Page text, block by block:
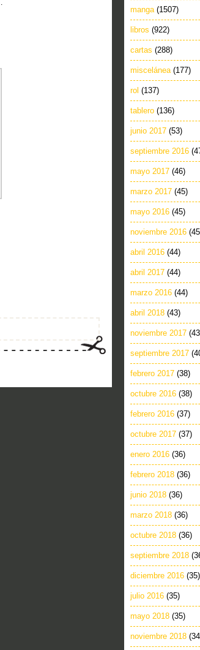
manga (1507)
libros (922)
cartas (288)
miscelánea (177)
rol (137)
tablero (136)
junio 2017 (53)
septiembre 2016
mayo 2017 (46)
marzo 2017 (45)
mayo 2016 (45)
noviembre 2016
abril 2016 (44)
abril 2017 (44)
marzo 2016 (44)
abril 2018 (43)
noviembre 2017
septiembre 2017
febrero 2017 (38)
octubre 2016 (38)
febrero 2016 (37)
octubre 2017 (37)
enero 2016 (36)
febrero 2018 (36)
junio 2018 (36)
marzo 2018 (36)
octubre 2018 (36)
septiembre 2018
diciembre 2016 (35)
julio 2016 (35)
mayo 2018 (35)
noviembre 2018